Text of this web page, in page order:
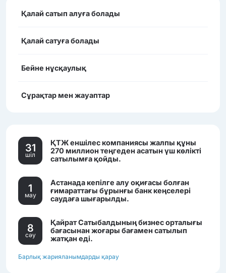
Қалай сатып алуға болады
Қалай сатуға болады
Бейне нұсқаулық
Сұрақтар мен жауаптар
31
шiл
ҚТЖ еншілес компаниясы жалпы құны
270 миллион теңгеден асатын үш көлікті
сатылымға қойды.
1
мау
Астанада кепілге алу оқиғасы болған
ғимараттағы бұрынғы банк кеңселері
саудаға шығарылды.
8
сәу
Қайрат Сатыбалдының бизнес орталығы
бағасынан жоғары бағамен сатылып
жатқан еді.
Барлық жарияланымдарды қарау